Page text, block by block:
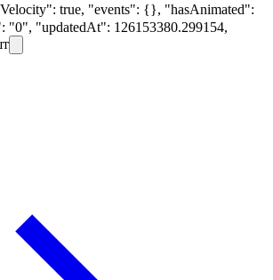
true, "events": {}, "hasAnimated":
"0", "updatedAt": 126153380.299154,